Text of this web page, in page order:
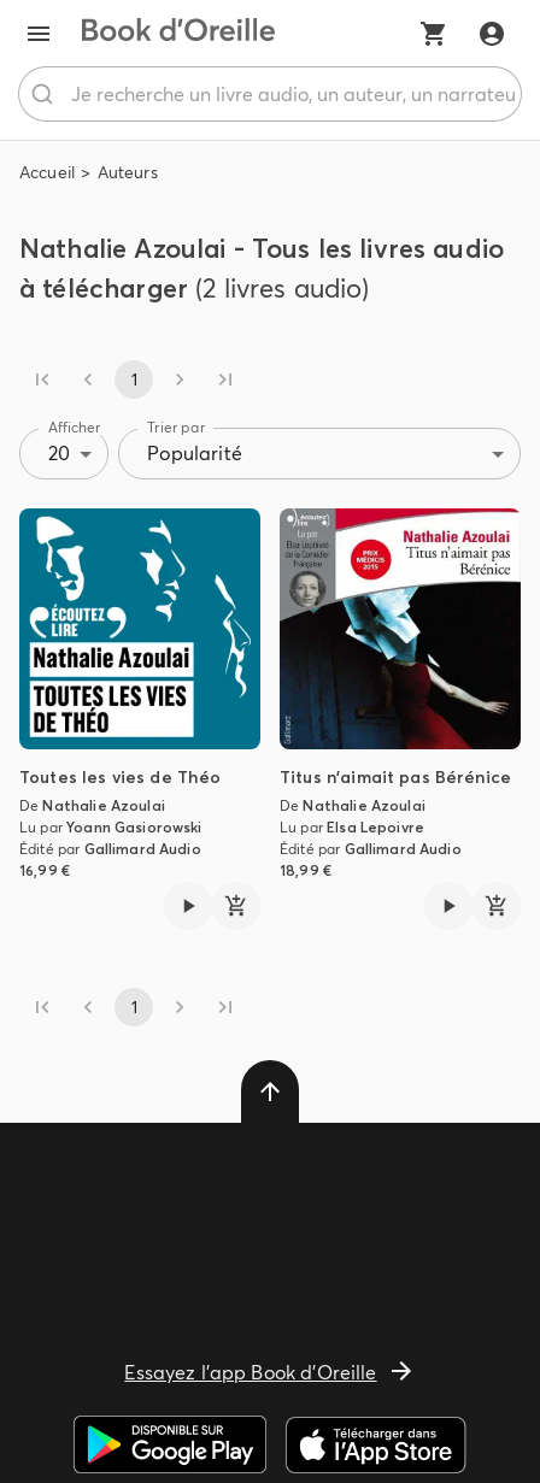
Accueil Auteurs
Nathalie Azoulai - Tous les livres audio
à télécharger (2 livres audio)
1
Afficher
20
Trier par
Popularité
Toutes les vies de Théo
DeNathalie Azoulai
Lu parYoann Gasiorowski
Édité par Gallimard Audio
16,99 €
Titus n'aimait pas Bérénice
DeNathalie Azoulai
Lu parElsa Lepoivre
Édité par Gallimard Audio
18,99 €
1
Essayez l'app Book d'Oreille